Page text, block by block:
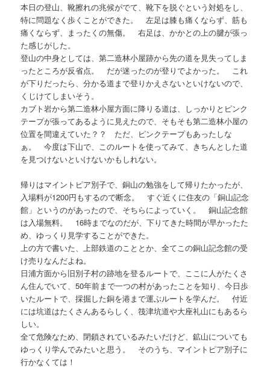
本日の登山、靴擦れの兆候がでて、靴下を脱ぐという対処をし、
特に問題なく歩くことができた。 左足は膝も痛くならず、筋も
痛くならず、まったくの無傷。 右足は、かかとの上の腱が張っ
た感じがした。
登山の中身としては、第二造林小屋跡から先の道を見失ってしま
ったところが反省点。 だが迷ったのが登りでよかった。 これ
が下りだったら、分かる道まで登りかえさないといけないので、
くじけてしまいそう。
カブト岩から第二造林小屋方面に降りる道は、しっかりとピンク
テープが張ってあるように見えたので、そもそも第二造林小屋の
位置を間違えていた？？ ただ、ピンクテープもあったしな
ぁ。 今度は下山で、このルートを使ってみて、きちんとした道
を見つけないといけないかもしれない。
帰りはマイントピア別子で、銅山の勉強をして帰りたかったが、
入場料が1200円もするので断念。 すぐ近くに住友の「銅山記念
館」というのがあったので、そちらによっていく。 銅山記念館
は入場無料。 16時までなのだが、下りてきた時間が早かったた
め、ゆっくり見学することができた。
上の方で書いた、上部鉄道のこととか、全てこの銅山記念館の受
け売りなんだよね。
日浦方面から旧別子村の跡地を登るルートで、ここに人がたくさ
ん住んでいて、50年前まで一つの村があったことを知り、今日歩
いたルートで、採掘した銅を港まで運ぶルートを学んだ。 付近
には坑道はたくさんあるらしく、筏津坑道や大座礼山にもあるら
しい。
全て危険なため、閉鎖されているみたいだけど、鉱山についても
ゆっくり学んでみたいと思う。 そのうち、マイントピア別子に
行かなくては！